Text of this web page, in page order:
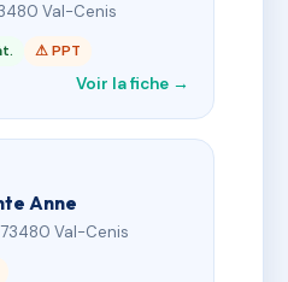
Val-Cenis
⚠ PPT
Voir la fiche →
Anne
Val-Cenis